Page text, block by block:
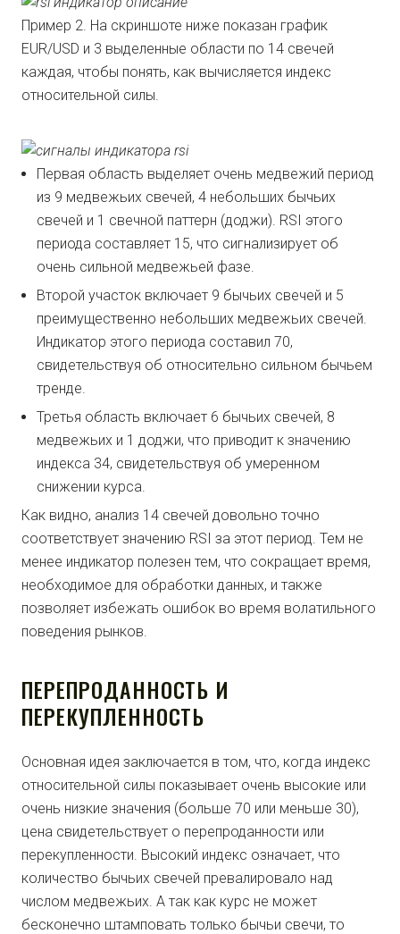
Пример 2. На скриншоте ниже показан график
EUR/USD и 3 выделенные области по 14 свечей
каждая, чтобы понять, как вычисляется индекс
относительной силы.
Первая область выделяет очень медвежий период
из 9 медвежьих свечей, 4 небольших бычьих
свечей и 1 свечной паттерн (доджи). RSI этого
периода составляет 15, что сигнализирует об
очень сильной медвежьей фазе.
Второй участок включает 9 бычьих свечей и 5
преимущественно небольших медвежьих свечей.
Индикатор этого периода составил 70,
свидетельствуя об относительно сильном бычьем
тренде.
Третья область включает 6 бычьих свечей, 8
медвежьих и 1 доджи, что приводит к значению
индекса 34, свидетельствуя об умеренном
снижении курса.
Как видно, анализ 14 свечей довольно точно
соответствует значению RSI за этот период. Тем не
менее индикатор полезен тем, что сокращает время,
необходимое для обработки данных, и также
позволяет избежать ошибок во время волатильного
поведения рынков.
ПЕРЕПРОДАННОСТЬ И
ПЕРЕКУПЛЕННОСТЬ
Основная идея заключается в том, что, когда индекс
относительной силы показывает очень высокие или
очень низкие значения (больше 70 или меньше 30),
цена свидетельствует о перепроданности или
перекупленности. Высокий индекс означает, что
количество бычьих свечей превалировало над
числом медвежьих. А так как курс не может
бесконечно штамповать только бычьи свечи, то